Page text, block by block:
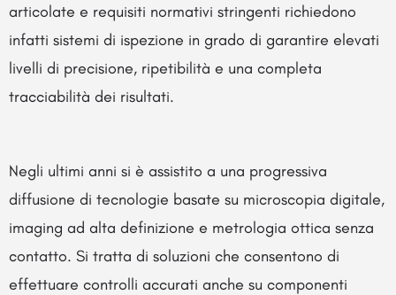
articolate e requisiti normativi stringenti richiedono
infatti sistemi di ispezione in grado di garantire elevati
livelli di precisione, ripetibilità e una completa
tracciabilità dei risultati.
Negli ultimi anni si è assistito a una progressiva
diffusione di tecnologie basate su microscopia digitale,
imaging ad alta definizione e metrologia ottica senza
contatto. Si tratta di soluzioni che consentono di
effettuare controlli accurati anche su componenti